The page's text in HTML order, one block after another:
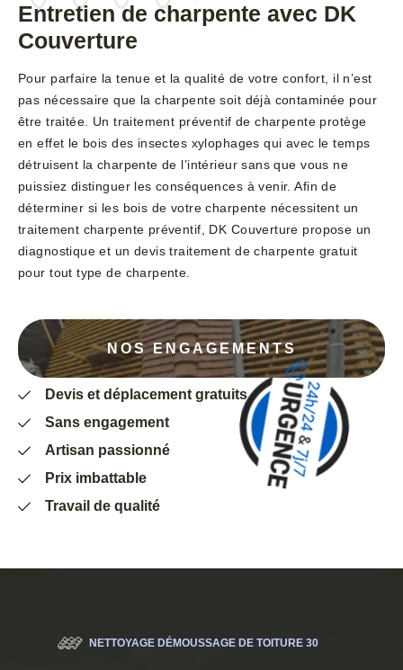
Entretien de charpente avec DK
Couverture
Pour parfaire la tenue et la qualité de votre confort, il n’est
pas nécessaire que la charpente soit déjà contaminée pour
être traitée. Un traitement préventif de charpente protège
en effet le bois des insectes xylophages qui avec le temps
détruisent la charpente de l’intérieur sans que vous ne
puissiez distinguer les conséquences à venir. Afin de
déterminer si les bois de votre charpente nécessitent un
traitement charpente préventif, DK Couverture propose un
diagnostique et un devis traitement de charpente gratuit
pour tout type de charpente.
NOS ENGAGEMENTS
Devis et déplacement gratuits
Sans engagement
Artisan passionné
Prix imbattable
Travail de qualité
NETTOYAGE DÉMOUSSAGE DE TOITURE 30